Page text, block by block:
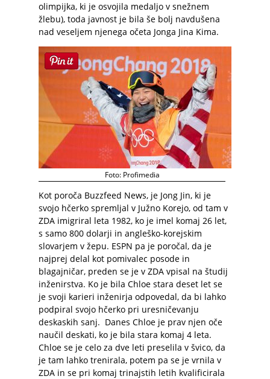
olimpijka, ki je osvojila medaljo v snežnem
žlebu), toda javnost je bila še bolj navdušena
nad veseljem njenega očeta Jonga Jina Kima.
Foto: Profimedia
Kot poroča Buzzfeed News, je Jong Jin, ki je
svojo hčerko spremljal v Južno Korejo, od tam v
ZDA imigriral leta 1982, ko je imel komaj 26 let,
s samo 800 dolarji in angleško-korejskim
slovarjem v žepu. ESPN pa je poročal, da je
najprej delal kot pomivalec posode in
blagajničar, preden se je v ZDA vpisal na študij
inženirstva. Ko je bila Chloe stara deset let se
je svoji karieri inženirja odpovedal, da bi lahko
podpiral svojo hčerko pri uresničevanju
deskaskih sanj. Danes Chloe je prav njen oče
naučil deskati, ko je bila stara komaj 4 leta.
Chloe se je celo za dve leti preselila v švico, da
je tam lahko trenirala, potem pa se je vrnila v
ZDA in se pri komaj trinajstih letih kvalificirala